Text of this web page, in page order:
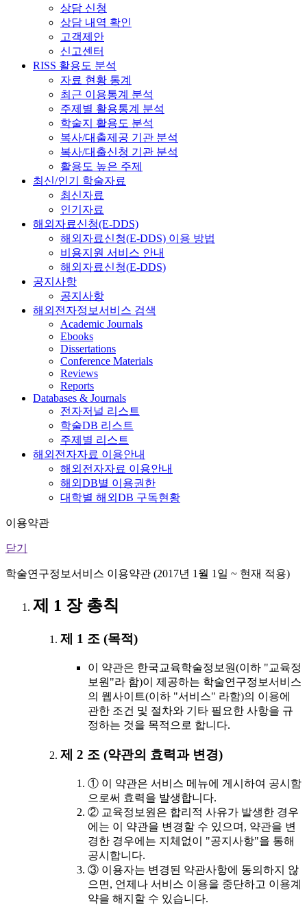
상담 신청
상담 내역 확인
고객제안
신고센터
RISS 활용도 분석
자료 현황 통계
최근 이용통계 분석
주제별 활용통계 분석
학술지 활용도 분석
복사/대출제공 기관 분석
복사/대출신청 기관 분석
활용도 높은 주제
최신/인기 학술자료
최신자료
인기자료
해외자료신청(E-DDS)
해외자료신청(E-DDS) 이용 방법
비용지원 서비스 안내
해외자료신청(E-DDS)
공지사항
공지사항
해외전자정보서비스 검색
Academic Journals
Ebooks
Dissertations
Conference Materials
Reviews
Reports
Databases & Journals
전자저널 리스트
학술DB 리스트
주제별 리스트
해외전자자료 이용안내
해외전자자료 이용안내
해외DB별 이용권한
대학별 해외DB 구독현황
이용약관
닫기
학술연구정보서비스 이용약관 (2017년 1월 1일 ~ 현재 적용)
제 1 장 총칙
제 1 조 (목적)
이 약관은 한국교육학술정보원(이하 "교육정
보원"라 함)이 제공하는 학술연구정보서비스
의 웹사이트(이하 "서비스" 라함)의 이용에
관한 조건 및 절차와 기타 필요한 사항을 규
정하는 것을 목적으로 합니다.
제 2 조 (약관의 효력과 변경)
① 이 약관은 서비스 메뉴에 게시하여 공시함
으로써 효력을 발생합니다.
② 교육정보원은 합리적 사유가 발생한 경우
에는 이 약관을 변경할 수 있으며, 약관을 변
경한 경우에는 지체없이 "공지사항"을 통해
공시합니다.
③ 이용자는 변경된 약관사항에 동의하지 않
으면, 언제나 서비스 이용을 중단하고 이용계
약을 해지할 수 있습니다.